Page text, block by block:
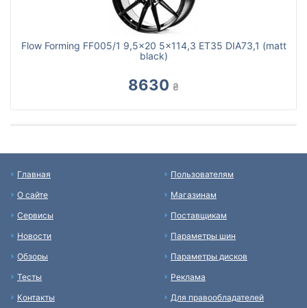
Flow Forming FF005/1 9,5x20 5x114,3 ET35 DIA73,1 (matt
black)
8630 ₴
Главная
О сайте
Сервисы
Новости
Обзоры
Тесты
Контакты
Пользователям
Магазинам
Поставщикам
Параметры шин
Параметры дисков
Реклама
Для правообладателей